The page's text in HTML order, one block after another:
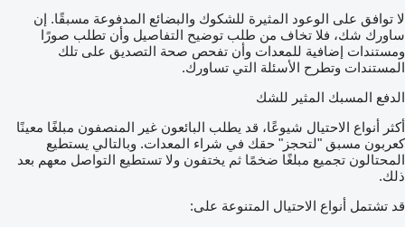
لا توافق على الوعود المثيرة للشكوك والبضائع المدفوعة مسبقًا. إن
ساورك شك، فلا تخاف من طلب توضيح التفاصيل وأن تطلب صورًا
ومستندات إضافية للمعدات وأن تفحص صحة التصديق على تلك
المستندات وتطرح الأسئلة التي تساورك.
الدفع المسبك المثير للشك
أكثر أنواع الاحتيال شيوعًا، قد يطلب البائعون غير المنصفون مبلغًا معينًا
كعربون مسبق "لتحجز" حقك في شراء المعدات. وبالتالي يستطيع
المحتالون تجميع مبلغًا ضخمًا ثم يختفون ولا تستطيع التواصل معهم بعد
ذلك.
قد تشتمل أنواع الاحتيال المتنوعة على: